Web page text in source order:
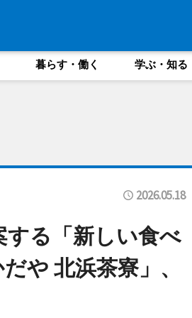
暮らす・働く 学ぶ・知る
2026.05.18
る「新しい食べ
や 北浜茶寮」、